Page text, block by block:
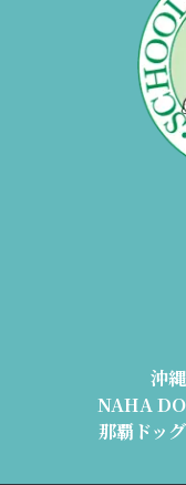
沖
NAHA
那覇ドッ